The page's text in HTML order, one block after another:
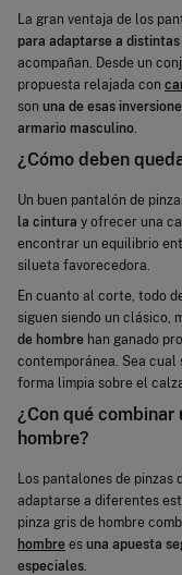
La gran ventaja de los
para adaptarse a
acompañan. Desde un
propuesta relajada con
son una de esas
armario masculino.
¿Cómo deben
Un buen pantalón de
la cintura y ofrecer una
encontrar un equilibrio
silueta favorecedora.
En cuanto al corte, todo
siguen siendo un clásico,
de hombre han ganado
contemporánea. Sea cual
forma limpia sobre el
¿Con qué combinar
hombre?
Los pantalones de
adaptarse a diferentes
pinza gris de hombre
hombre es una apuesta
especiales.